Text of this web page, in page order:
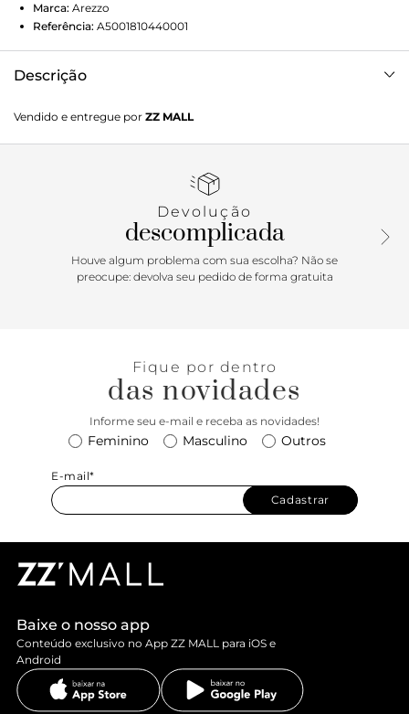
Marca: Arezzo
Referência: A5001810440001
Descrição
macio. O acessório tem formato estruturado e tiras largas
com fivelas nas laterais da capa frontal. Traz alças de mão
Vendido e entregue por ZZ MALL
Devolução
descomplicada
Houve algum problema com sua escolha? Não se
preocupe: devolva seu pedido de forma gratuita
Fique por dentro
das novidades
Informe seu e-mail e receba as novidades!
Feminino Masculino Outros
E-mail*
Cadastrar
Baixe o nosso app
Conteúdo exclusivo no App ZZ MALL para iOS e
Android